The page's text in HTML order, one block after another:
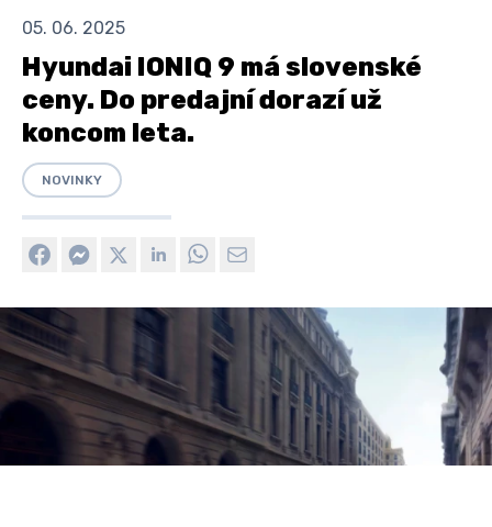
05. 06. 2025
Hyundai IONIQ 9 má slovenské
ceny. Do predajní dorazí už
koncom leta.
NOVINKY